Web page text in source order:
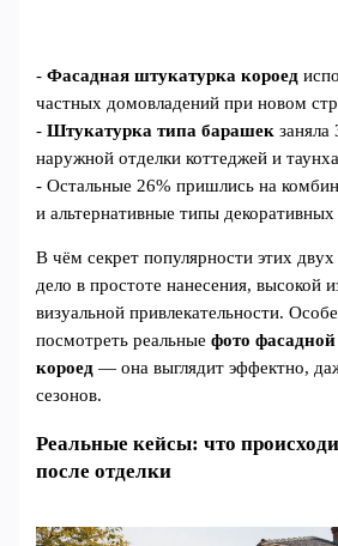
-Фасадная штукатурка короед
частных домовладений при новом
-Штукатурка типа барашек заняла
наружной отделки коттеджей и
- Остальные 26% пришлись на
и альтернативные типы
В чём секрет популярности этих
дело в простоте нанесения, высокой
визуальной привлекательности.
посмотреть реальныефото
короед — она выглядит эффектно,
сезонов.
Реальные кейсы: что
после отделки